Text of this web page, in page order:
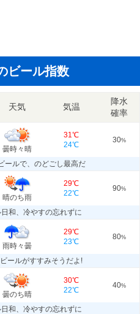
ビール指数
天気 気温
降水
確率
曇時々晴
31℃
24℃
30%
ールで、のどごし最高だ
晴のち雨
29℃
22℃
90%
日和、冷やすの忘れずに
雨時々曇
29℃
23℃
80%
ールがすすみそうだよ!
曇のち晴
30℃
22℃
40%
日和、冷やすの忘れずに